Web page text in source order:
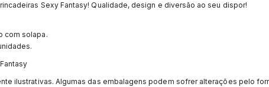
Sexy Fantasy! Qualidade, design e diversão ao seu dispor!
com solapa.
ilustrativas. Algumas das embalagens podem sofrer alterações pelo